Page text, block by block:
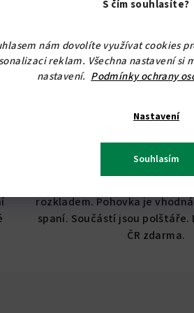
S čím souhlasíte?
nám dovolíte využívat cookies
reklam. Všechna nastavení si
nastavení. Podmínky ochrany
Nastavení
Souhlasím
14 289,26 Kč bez
17 290 Kč
je
5,0
z
5
Detail
rozkladem. Pohovka je
spaní. Součástí jsou polštáře.
ČR zdarma.